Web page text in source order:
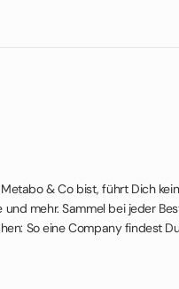
& Co bist, führt Dich
mehr. Sammel bei jeder
So eine Company findest